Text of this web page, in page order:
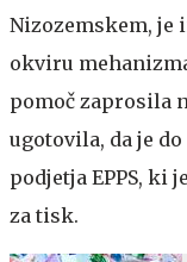
Nizozemskem, je
okviru
pomoč zaprosila
ugotovila, da je
podjetja EPPS, ki
za tisk.